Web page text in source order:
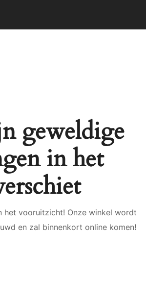
geweldige
in het
het vooruitzicht! Onze winkel wordt
en zal binnenkort online komen!